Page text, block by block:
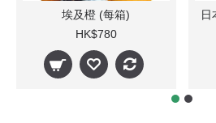
埃及橙 (每箱)
HK$780